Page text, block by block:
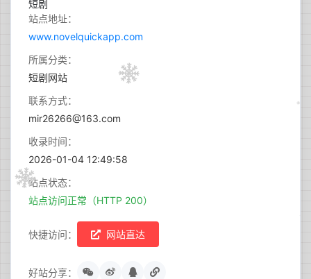
站点地址：
www.novelquickapp.com
所属分类：
短剧网站
联系方式：
mir26266@163.com
收录时间：
2026-01-04 12:49:58
站点状态：
站点访问正常（HTTP 200）
快捷访问： 网站直达
好站分享：